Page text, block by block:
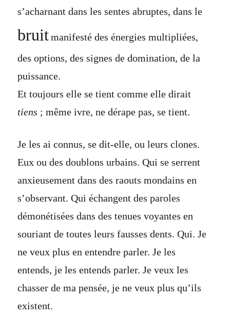
s’acharnant dans les sentes abruptes, dans le
bruit manifesté des énergies multipliées,
des options, des signes de domination, de la
puissance.
Et toujours elle se tient comme elle dirait
tiens ; même ivre, ne dérape pas, se tient.
Je les ai connus, se dit-elle, ou leurs clones.
Eux ou des doublons urbains. Qui se serrent
anxieusement dans des raouts mondains en
s’observant. Qui échangent des paroles
démonétisées dans des tenues voyantes en
souriant de toutes leurs fausses dents. Qui. Je
ne veux plus en entendre parler. Je les
entends, je les entends parler. Je veux les
chasser de ma pensée, je ne veux plus qu’ils
existent.